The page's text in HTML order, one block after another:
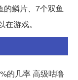
的鳞片、7个双鱼
游戏。
的几率 高级咕噜